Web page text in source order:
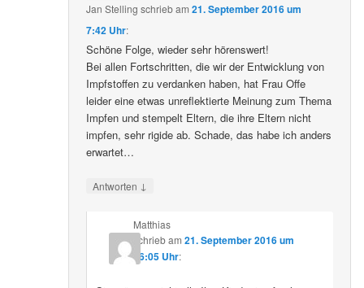
Jan Stelling schriebam21. September 2016 um
7:42 Uhr:
Schöne Folge, wieder sehr hörenswert!
Bei allen Fortschritten, die wir der Entwicklung von
Impfstoffen zu verdanken haben, hat Frau Offe
leider eine etwas unreflektierte Meinung zum Thema
Impfen und stempelt Eltern, die ihre Eltern nicht
impfen, sehr rigide ab. Schade, das habe ich anders
erwartet…
Antworten ↓
Matthias
schriebam 21. September 2016 um
16:05 Uhr: